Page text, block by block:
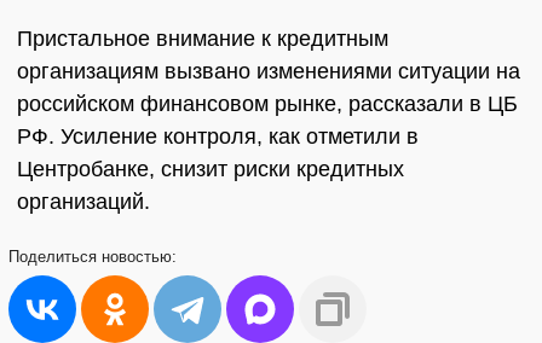
Пристальное внимание к кредитным
организациям вызвано изменениями ситуации на
российском финансовом рынке, рассказали в ЦБ
РФ. Усиление контроля, как отметили в
Центробанке, снизит риски кредитных
организаций.
Поделиться новостью: